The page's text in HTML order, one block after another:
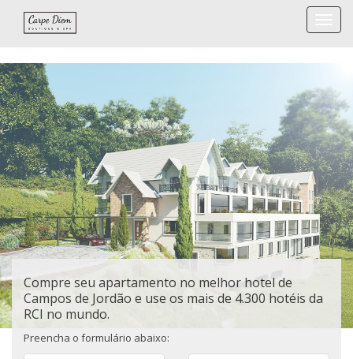
Compre seu apartamento no melhor hotel de
Campos de Jordão e use os mais de 4.300 hotéis da
RCI no mundo.
Preencha o formulário abaixo: